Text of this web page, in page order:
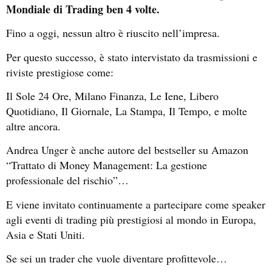
Mondiale di Trading ben 4 volte.
Fino a oggi, nessun altro è riuscito nell’impresa.
Per questo successo, è stato intervistato da trasmissioni e
riviste prestigiose come:
Il Sole 24 Ore, Milano Finanza, Le Iene, Libero
Quotidiano, Il Giornale, La Stampa, Il Tempo, e molte
altre ancora.
Andrea Unger è anche autore del bestseller su Amazon
“Trattato di Money Management: La gestione
professionale del rischio”…
E viene invitato continuamente a partecipare come speaker
agli eventi di trading più prestigiosi al mondo in Europa,
Asia e Stati Uniti.
Se sei un trader che vuole diventare profittevole…